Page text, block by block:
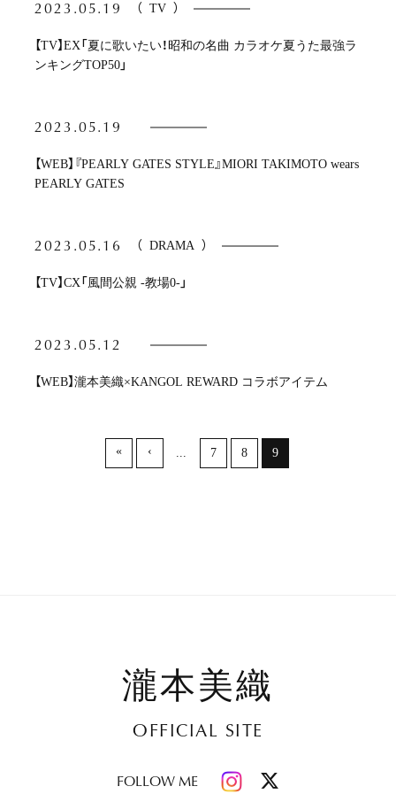
2023.05.19 （ TV ）
【TV】EX「夏に歌いたい！昭和の名曲 カラオケ夏うた最強ラ
ンキングTOP50」
2023.05.19
【WEB】『PEARLY GATES STYLE』MIORI TAKIMOTO wears
PEARLY GATES
2023.05.16 （ DRAMA ）
【TV】CX「風間公親 -教場0-」
2023.05.12
【WEB】瀧本美織×KANGOL REWARD コラボアイテム
« ‹ ... 7 8 9
瀧本美織
OFFICIAL SITE
FOLLOW ME